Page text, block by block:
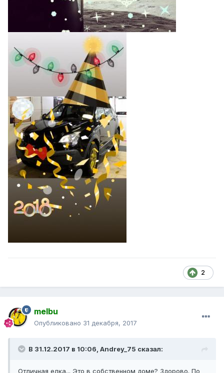
2
melbu
Опубликовано 31 декабря, 2017
В 31.12.2017 в 10:06, Andrey_75 сказал:
Отличная елка... Это в собственном доме? Здорово. По